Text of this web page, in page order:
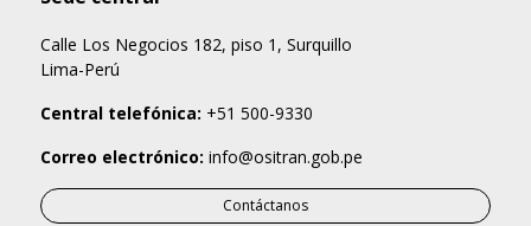
Calle Los Negocios 182, piso 1, Surquillo
Lima-Perú
Central telefónica: +51 500-9330
Correo electrónico: info@ositran.gob.pe
Contáctanos